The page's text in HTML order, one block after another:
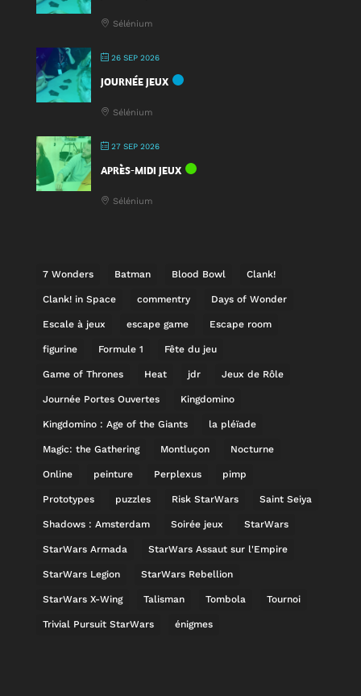
Sélénium
26 SEP 2026
JOURNÉE JEUX
Sélénium
27 SEP 2026
APRÈS-MIDI JEUX
Sélénium
7 Wonders Batman Blood Bowl Clank!
Clank! in Space commentry Days of Wonder
Escale à jeux escape game Escape room
figurine Formule 1 Fête du jeu
Game of Thrones Heat jdr Jeux de Rôle
Journée Portes Ouvertes Kingdomino
Kingdomino : Age of the Giants la pléïade
Magic: the Gathering Montluçon Nocturne
Online peinture Perplexus pimp
Prototypes puzzles Risk StarWars Saint Seiya
Shadows : Amsterdam Soirée jeux StarWars
StarWars Armada StarWars Assaut sur l'Empire
StarWars Legion StarWars Rebellion
StarWars X-Wing Talisman Tombola Tournoi
Trivial Pursuit StarWars énigmes